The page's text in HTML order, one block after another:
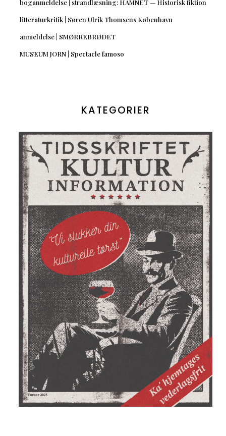
boganmeldelse | strandlæsning: HAMNET — Historisk fiktion
litteraturkritik | Søren Ulrik Thomsens København
anmeldelse | SMØRREBRØDET
MUSEUM JORN | Spectacle famoso
KATEGORIER